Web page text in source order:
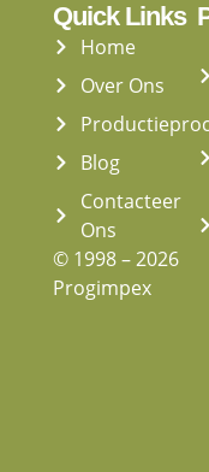
Quick Links
Home
Over Ons
Blog
Contacteer
Ons
© 1998 – 2026
Progimpex